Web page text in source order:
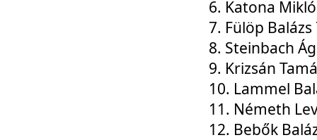
6. Katona
7. Fülöp
8. Steinbach
9. Krizsán
10. Lammel
11. Németh
12. Bebők